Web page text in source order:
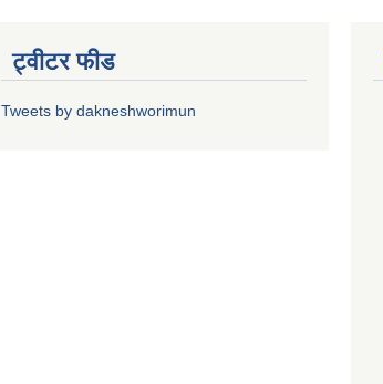
ट्वीटर फीड
Tweets by dakneshworimun